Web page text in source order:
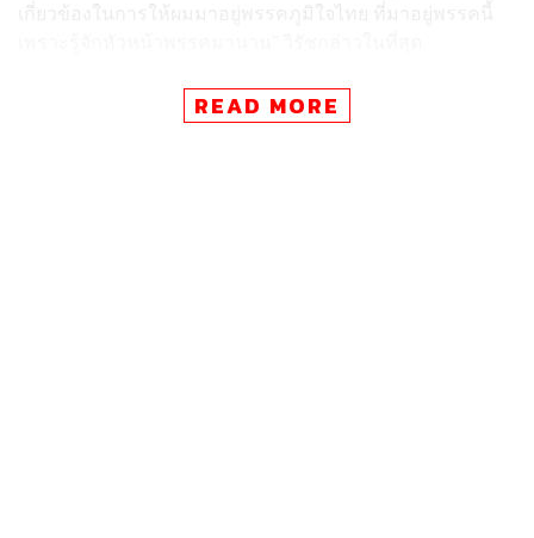
พิสูจน์อักษร: ภาสิณี เพิ่มพันธุ์พงศ์
READ MORE